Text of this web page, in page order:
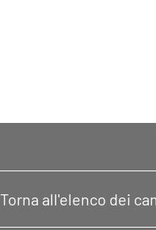
Torna all'elenco dei